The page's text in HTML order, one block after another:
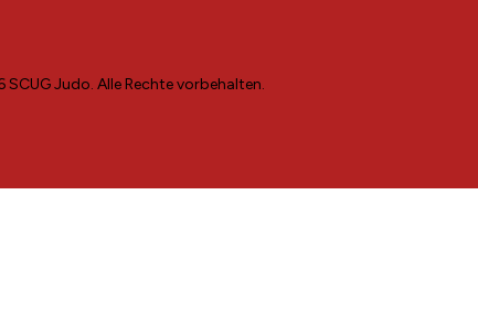
SCUG Judo. Alle Rechte vorbehalten.